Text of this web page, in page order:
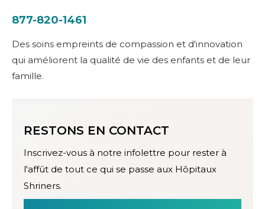
877-820-1461
Des soins empreints de compassion et d'innovation
qui améliorent la qualité de vie des enfants et de leur
famille.
RESTONS EN CONTACT
Inscrivez-vous à notre infolettre pour rester à
l'affût de tout ce qui se passe aux Hôpitaux
Shriners.